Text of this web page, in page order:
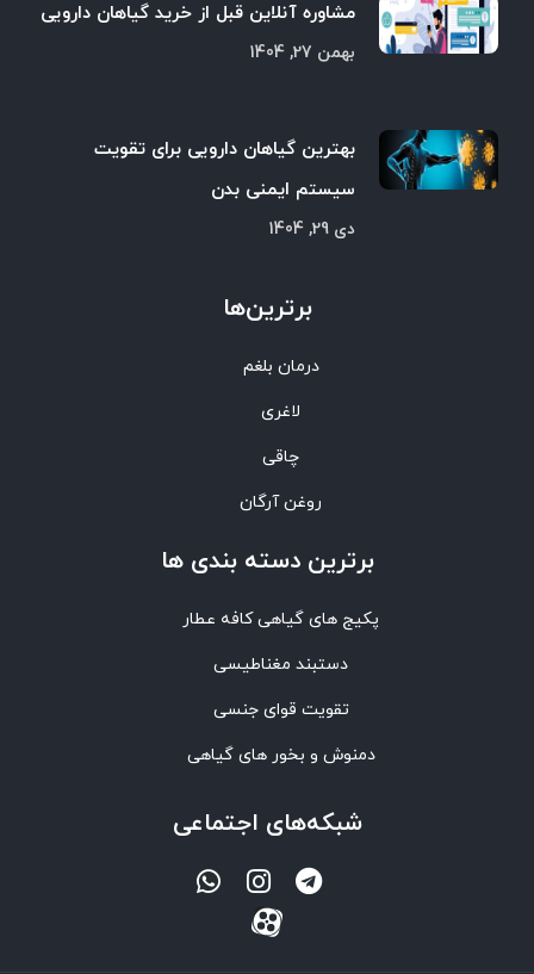
مشاوره آنلاین قبل از خرید گیاهان دارویی
بهمن 27, 1404
بهترین گیاهان دارویی برای تقویت
سیستم ایمنی بدن
دی 29, 1404
برترین‌ها
درمان بلغم
لاغری
چاقی
روغن آرگان
برترین‌ دسته بندی ها
پکیج های گیاهی کافه عطار
دستبند مغناطیسی
تقویت قوای جنسی
دمنوش و بخور های گیاهی
شبکه‌های اجتماعی